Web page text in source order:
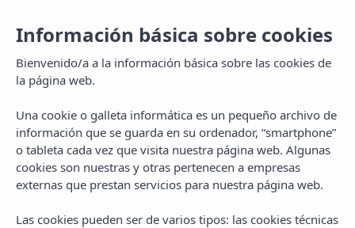
vibra
Central City
Aparthotel
Información básica sobre cookies
Bienvenido/a a la información básica sobre las cookies de
la página web.
Una cookie o galleta informática es un pequeño archivo de
información que se guarda en su ordenador, “smartphone”
o tableta cada vez que visita nuestra página web. Algunas
cookies son nuestras y otras pertenecen a empresas
externas que prestan servicios para nuestra página web.
Las cookies pueden ser de varios tipos: las cookies técnicas